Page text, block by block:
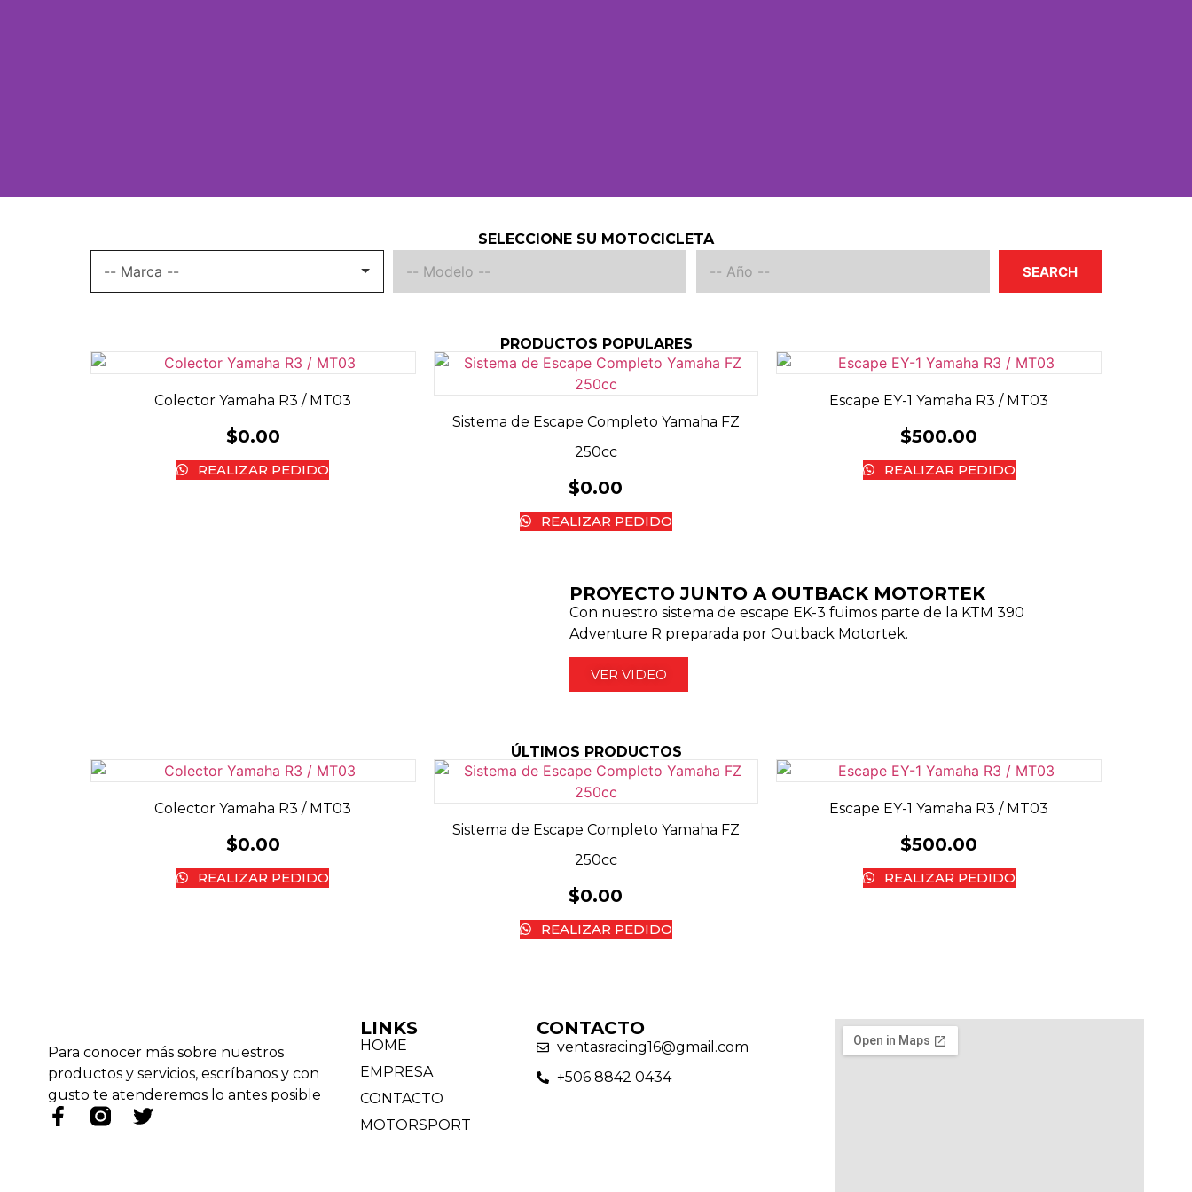
SELECCIONE SU MOTOCICLETA
SEARCH
PRODUCTOS POPULARES
Colector Yamaha R3 / MT03
$0.00
REALIZAR PEDIDO
Sistema de Escape Completo Yamaha FZ
250cc
$0.00
REALIZAR PEDIDO
Escape EY-1 Yamaha R3 / MT03
$500.00
REALIZAR PEDIDO
PROYECTO JUNTO A OUTBACK MOTORTEK ​
Con nuestro sistema de escape EK-3 fuimos parte de la KTM 390
Adventure R preparada por Outback Motortek.
VER VIDEO
ÚLTIMOS PRODUCTOS
Colector Yamaha R3 / MT03
$0.00
REALIZAR PEDIDO
Sistema de Escape Completo Yamaha FZ
250cc
$0.00
REALIZAR PEDIDO
Escape EY-1 Yamaha R3 / MT03
$500.00
REALIZAR PEDIDO
Para conocer más sobre nuestros
productos y servicios, escríbanos y con
gusto te atenderemos lo antes posible
LINKS
HOME
EMPRESA
CONTACTO
MOTORSPORT
CONTACTO
ventasracing16@gmail.com
+506 8842 0434